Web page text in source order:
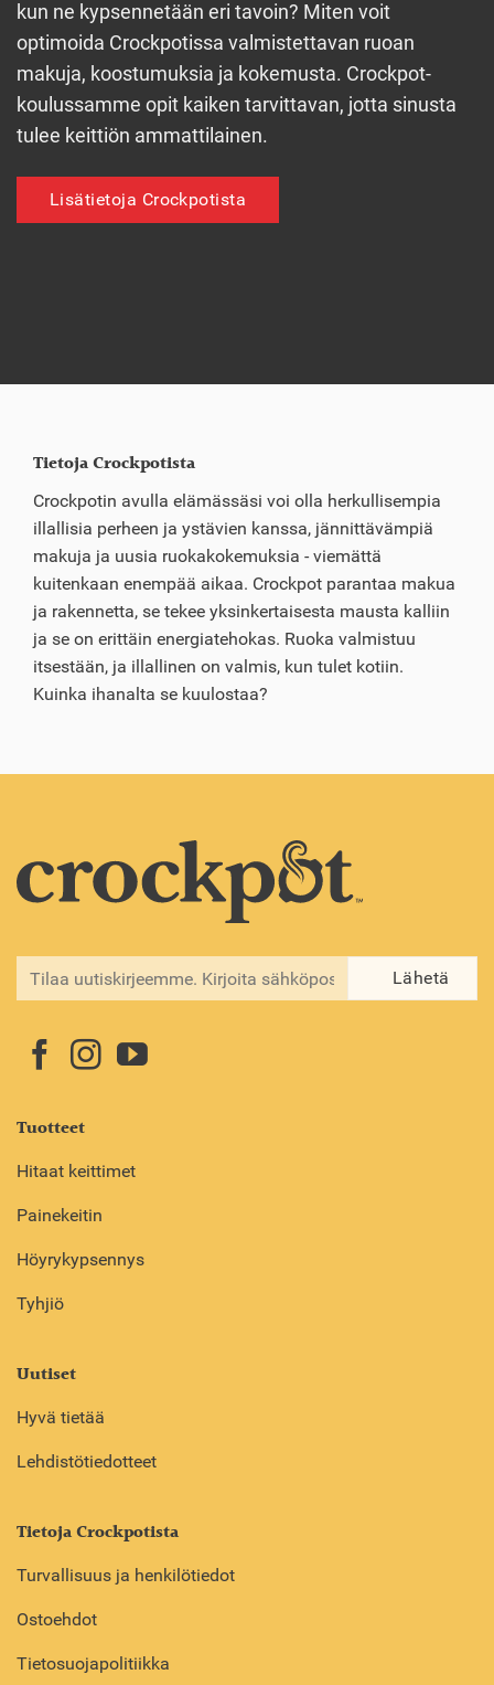
kun ne kypsennetään eri tavoin? Miten voit
optimoida Crockpotissa valmistettavan ruoan
makuja, koostumuksia ja kokemusta. Crockpot-
koulussamme opit kaiken tarvittavan, jotta sinusta
tulee keittiön ammattilainen.
Lisätietoja Crockpotista
Tietoja Crockpotista
Crockpotin avulla elämässäsi voi olla herkullisempia
illallisia perheen ja ystävien kanssa, jännittävämpiä
makuja ja uusia ruokakokemuksia - viemättä
kuitenkaan enempää aikaa. Crockpot parantaa makua
ja rakennetta, se tekee yksinkertaisesta mausta kalliin
ja se on erittäin energiatehokas. Ruoka valmistuu
itsestään, ja illallinen on valmis, kun tulet kotiin.
Kuinka ihanalta se kuulostaa?
Tuotteet
Hitaat keittimet
Painekeitin
Höyrykypsennys
Tyhjiö
Uutiset
Hyvä tietää
Lehdistötiedotteet
Tietoja Crockpotista
Turvallisuus ja henkilötiedot
Ostoehdot
Tietosuojapolitiikka